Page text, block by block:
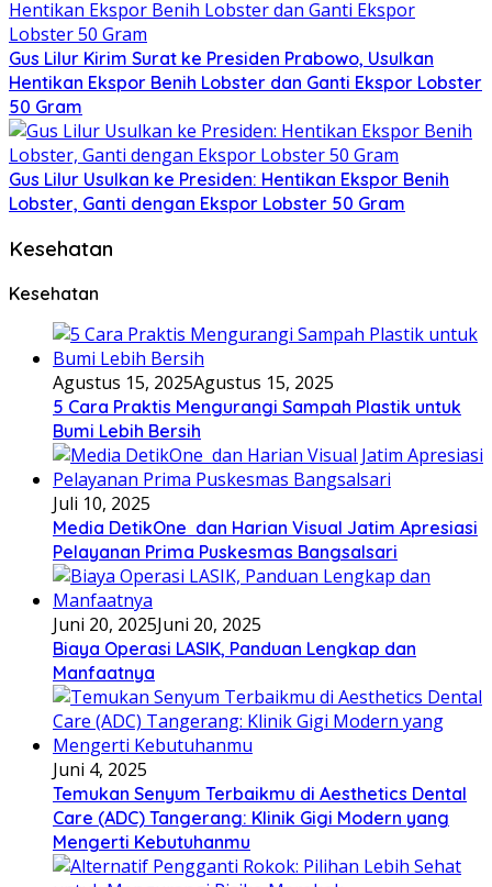
Gus Lilur Kirim Surat ke Presiden Prabowo, Usulkan
Hentikan Ekspor Benih Lobster dan Ganti Ekspor Lobster
50 Gram
Gus Lilur Usulkan ke Presiden: Hentikan Ekspor Benih
Lobster, Ganti dengan Ekspor Lobster 50 Gram
Kesehatan
Kesehatan
Agustus 15, 2025Agustus 15, 2025
5 Cara Praktis Mengurangi Sampah Plastik untuk
Bumi Lebih Bersih
Juli 10, 2025
Media DetikOne dan Harian Visual Jatim Apresiasi
Pelayanan Prima Puskesmas Bangsalsari
Juni 20, 2025Juni 20, 2025
Biaya Operasi LASIK, Panduan Lengkap dan
Manfaatnya
Juni 4, 2025
Temukan Senyum Terbaikmu di Aesthetics Dental
Care (ADC) Tangerang: Klinik Gigi Modern yang
Mengerti Kebutuhanmu